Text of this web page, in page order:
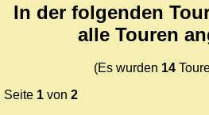
In der folgenden
alle Touren
(Es wurden 14
Seite 1 von 2